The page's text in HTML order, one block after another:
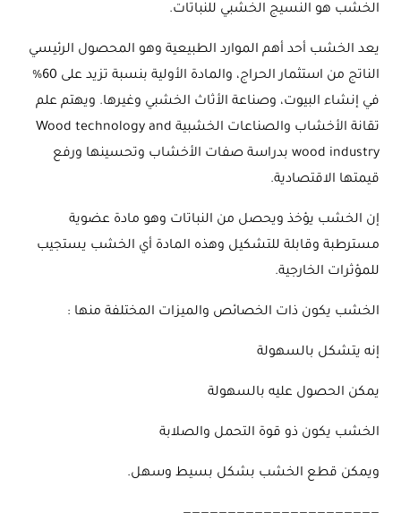
الخشب هو النسيج الخشبي للنباتات.
يعد الخشب أحد أهم الموارد الطبيعية وهو المحصول الرئيسي
الناتج من استثمار الحراج، والمادة الأولية بنسبة تزيد على 60%
في إنشاء البيوت، وصناعة الأثاث الخشبي وغيرها. ويهتم علم
تقانة الأخشاب والصناعات الخشبية Wood technology and
wood industry بدراسة صفات الأخشاب وتحسينها ورفع
قيمتها الاقتصادية.
إن الخشب يؤخذ ويحصل من النباتات وهو مادة عضوية
مسترطبة وقابلة للتشكيل وهذه المادة أي الخشب يستجيب
للمؤثرات الخارجية.
الخشب يكون ذات الخصائص والميزات المختلفة منها :
إنه يتشكل بالسهولة
يمكن الحصول عليه بالسهولة
الخشب يكون ذو قوة التحمل والصلابة
ويمكن قطع الخشب بشكل بسيط وسهل.